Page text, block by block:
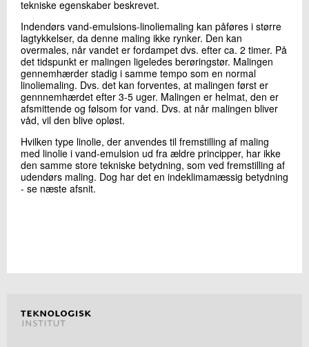
Skriv til mig
Send
tekniske egenskaber beskrevet.
Indendørs vand-emulsions-linoliemaling kan påføres i større
lagtykkelser, da denne maling ikke rynker. Den kan
overmales, når vandet er fordampet dvs. efter ca. 2 timer. På
det tidspunkt er malingen ligeledes berøringstør. Malingen
gennemhærder stadig i samme tempo som en normal
linoliemaling. Dvs. det kan forventes, at malingen først er
gennnemhærdet efter 3-5 uger. Malingen er helmat, den er
afsmittende og følsom for vand. Dvs. at når malingen bliver
våd, vil den blive opløst.
Hvilken type linolie, der anvendes til fremstilling af maling
med linolie i vand-emulsion ud fra ældre principper, har ikke
den samme store tekniske betydning, som ved fremstilling af
udendørs maling. Dog har det en indeklimamæssig betydning
- se næste afsnit.